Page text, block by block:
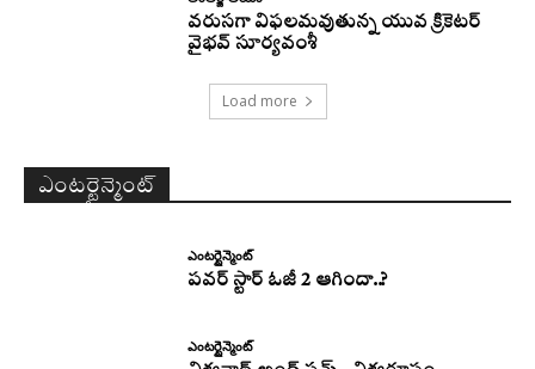
వరుసగా విఫలమవుతున్న యువ క్రికెటర్
వైభవ్ సూర్యవంశీ
Load more
ఎంటర్టైన్మెంట్
ఎంటర్టైన్మెంట్
పవర్ స్టార్ ఓజీ 2 ఆగిందా..?
ఎంటర్టైన్మెంట్